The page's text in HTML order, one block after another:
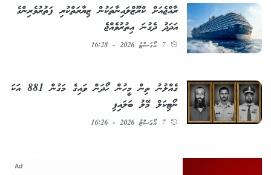
ރާއްޖެއަށް ކްރޫޒްލައިނާތަކުން ޒިޔާރަތްކުރި ފަތުރުވެރިންގެ
އަދަދު ދެގުނަ އިތުރުވެއްޖެ
7 އޯގަސްޓު 2026 - 16:28
ގެއްލުނު ތިން މީހުން ހޯދަން ވައިގެ މަގުން 881 އަކަ
ނޯޓިކަލް މޭލު ބަލައިފި
7 އޯގަސްޓު 2026 - 16:26
Ad